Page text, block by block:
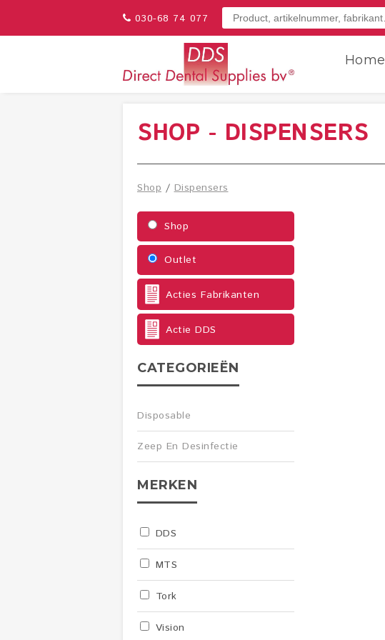
030-68 74 077
Home
SHOP - DISPENSERS
Shop /Dispensers
Shop
Outlet
Acties Fabrikanten
Actie DDS
CATEGORIEËN
Disposable
Zeep En Desinfectie
MERKEN
DDS
MTS
Tork
Vision